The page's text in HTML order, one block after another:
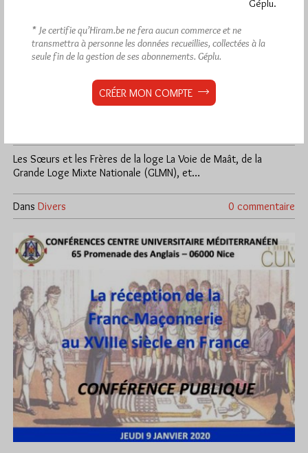
Au delà des rites, la Fraternité
Les Sœurs et les Frères de la loge La Voie de Maât, de la
Grande Loge Mixte Nationale (GLMN), et…
Dans Divers 0 commentaire
Géplu.
* Je certifie qu’Hiram.be ne fera aucun commerce et ne
transmettra à personne les données recueillies, collectées à la
seule fin de la gestion de ses abonnements. Géplu.
CRÉER MON COMPTE